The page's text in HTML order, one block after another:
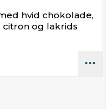
hvid chokolade,
citron og lakrids